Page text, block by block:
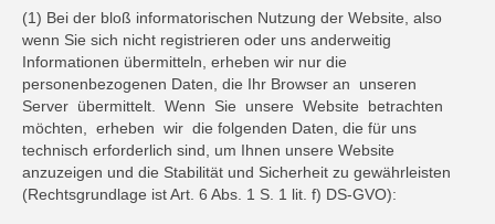
(1) Bei der bloß informatorischen Nutzung der Website, also
wenn Sie sich nicht registrieren oder uns anderweitig
Informationen übermitteln, erheben wir nur die
personenbezogenen Daten, die Ihr Browser an unseren
Server übermittelt. Wenn Sie unsere Website betrachten
möchten, erheben wir die folgenden Daten, die für uns
technisch erforderlich sind, um Ihnen unsere Website
anzuzeigen und die Stabilität und Sicherheit zu gewährleisten
(Rechtsgrundlage ist Art. 6 Abs. 1 S. 1 lit. f) DS-GVO):